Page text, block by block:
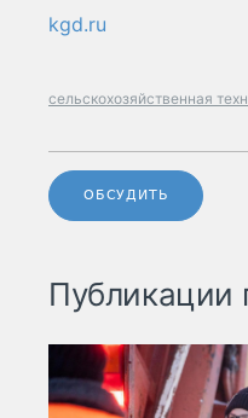
kgd.ru
сельскохозяйственная
ОБСУДИТЬ
Публикации